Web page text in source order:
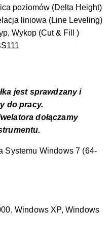
poziomów (Delta Height)
liniowa (Line Leveling)
Wykop (Cut & Fill )
jest sprawdzany i
do pracy.
dołączamy
Systemu Windows 7 (64-
Windows XP, Windows